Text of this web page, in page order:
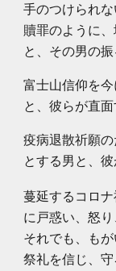
手のつけられ
贖罪のように
と、その男の
富士山信仰を
と、彼らが直面
疫病退散祈願
とする男と、
蔓延するコロ
に戸惑い、怒り
それでも、もが
祭礼を信じ、守